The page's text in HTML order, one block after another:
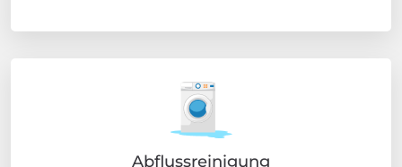
Abflussreinigung